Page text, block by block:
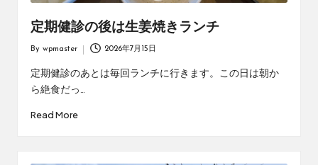
定期健診の後は生姜焼きランチ
by
By wpmaster 2026年7月15日
定期健診のあとは毎回ランチに行きます。この日は朝か
ら絶食だっ…
Read More